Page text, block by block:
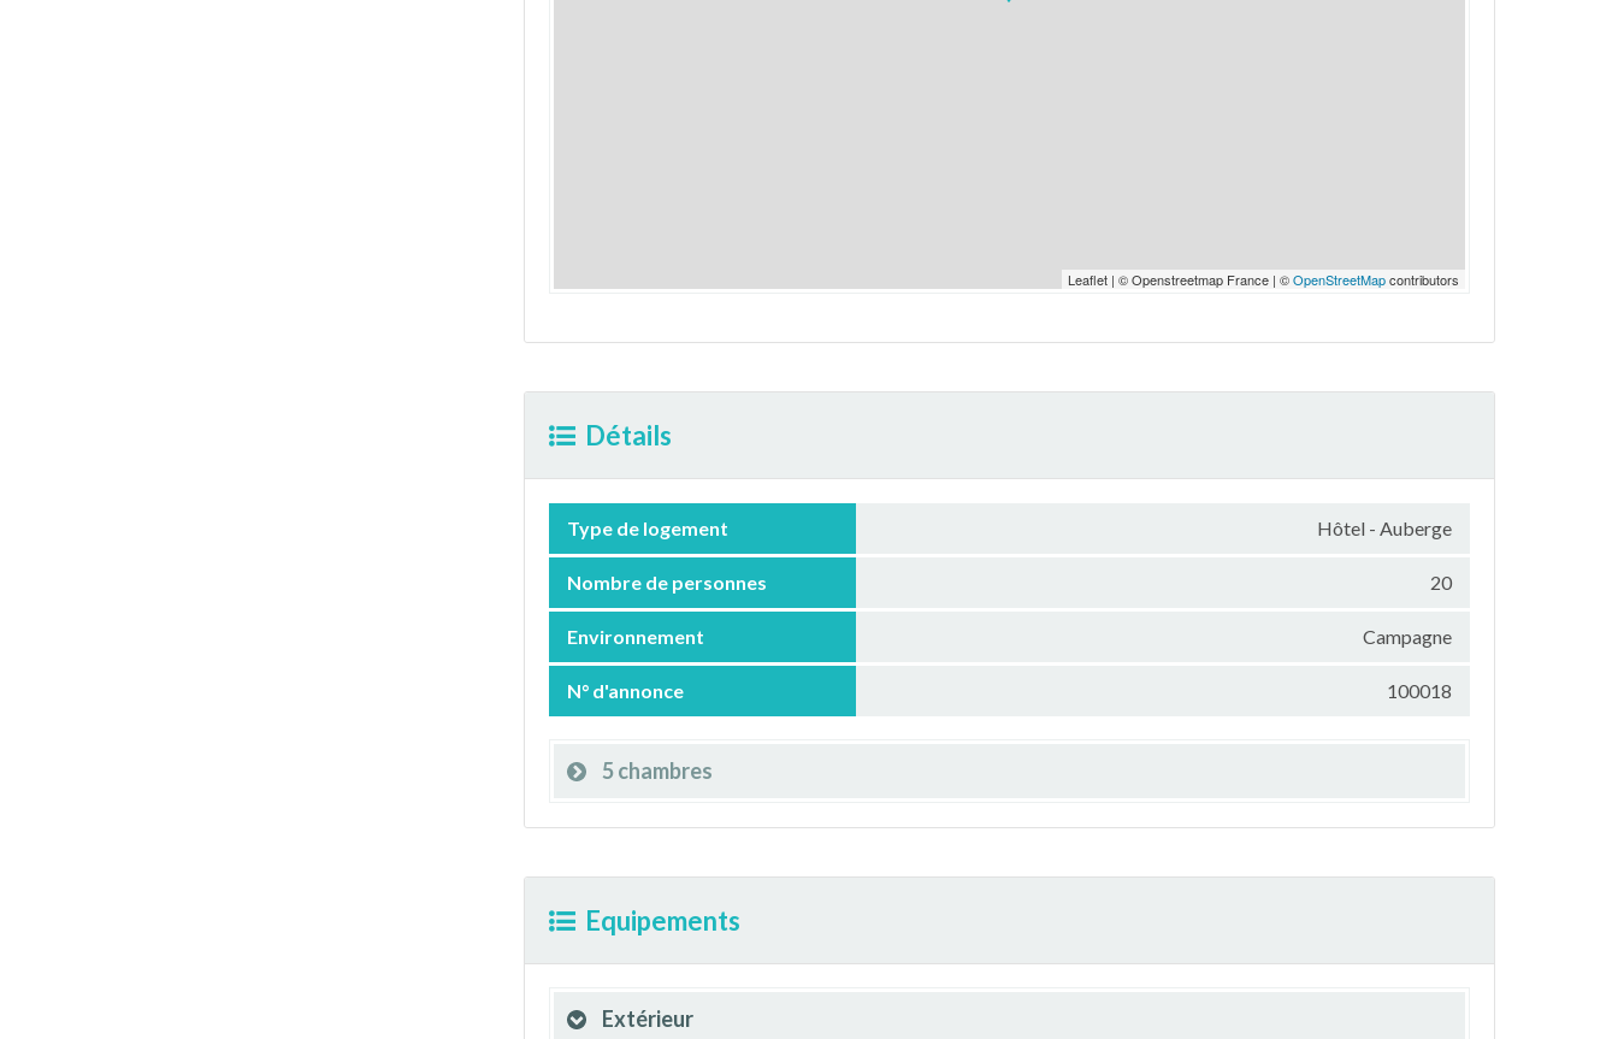
Leaflet | © Openstreetmap France | ©OpenStreetMapcontributors
Détails
Type de logement Hôtel - Auberge
Nombre de personnes 20
Environnement Campagne
N° d'annonce 100018
5 chambres
Equipements
Extérieur